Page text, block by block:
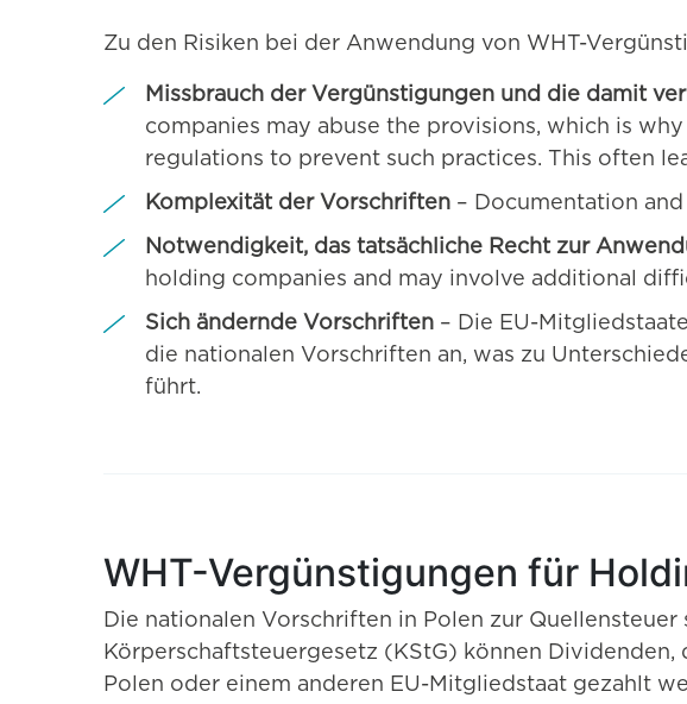
Zu den Risiken bei der Anwendung von WHT-
Missbrauch der Vergünstigungen und die damit
companies may abuse the provisions, which is
regulations to prevent such practices. This often
Komplexität der Vorschriften – Documentation
Notwendigkeit, das tatsächliche Recht zur
holding companies and may involve additional
Sich ändernde Vorschriften – Die EU-
die nationalen Vorschriften an, was zu
führt.
WHT-Vergünstigungen für
Die nationalen Vorschriften in Polen zur
Körperschaftsteuergesetz (KStG) können
Polen oder einem anderen EU-Mitgliedstaat gezahlt